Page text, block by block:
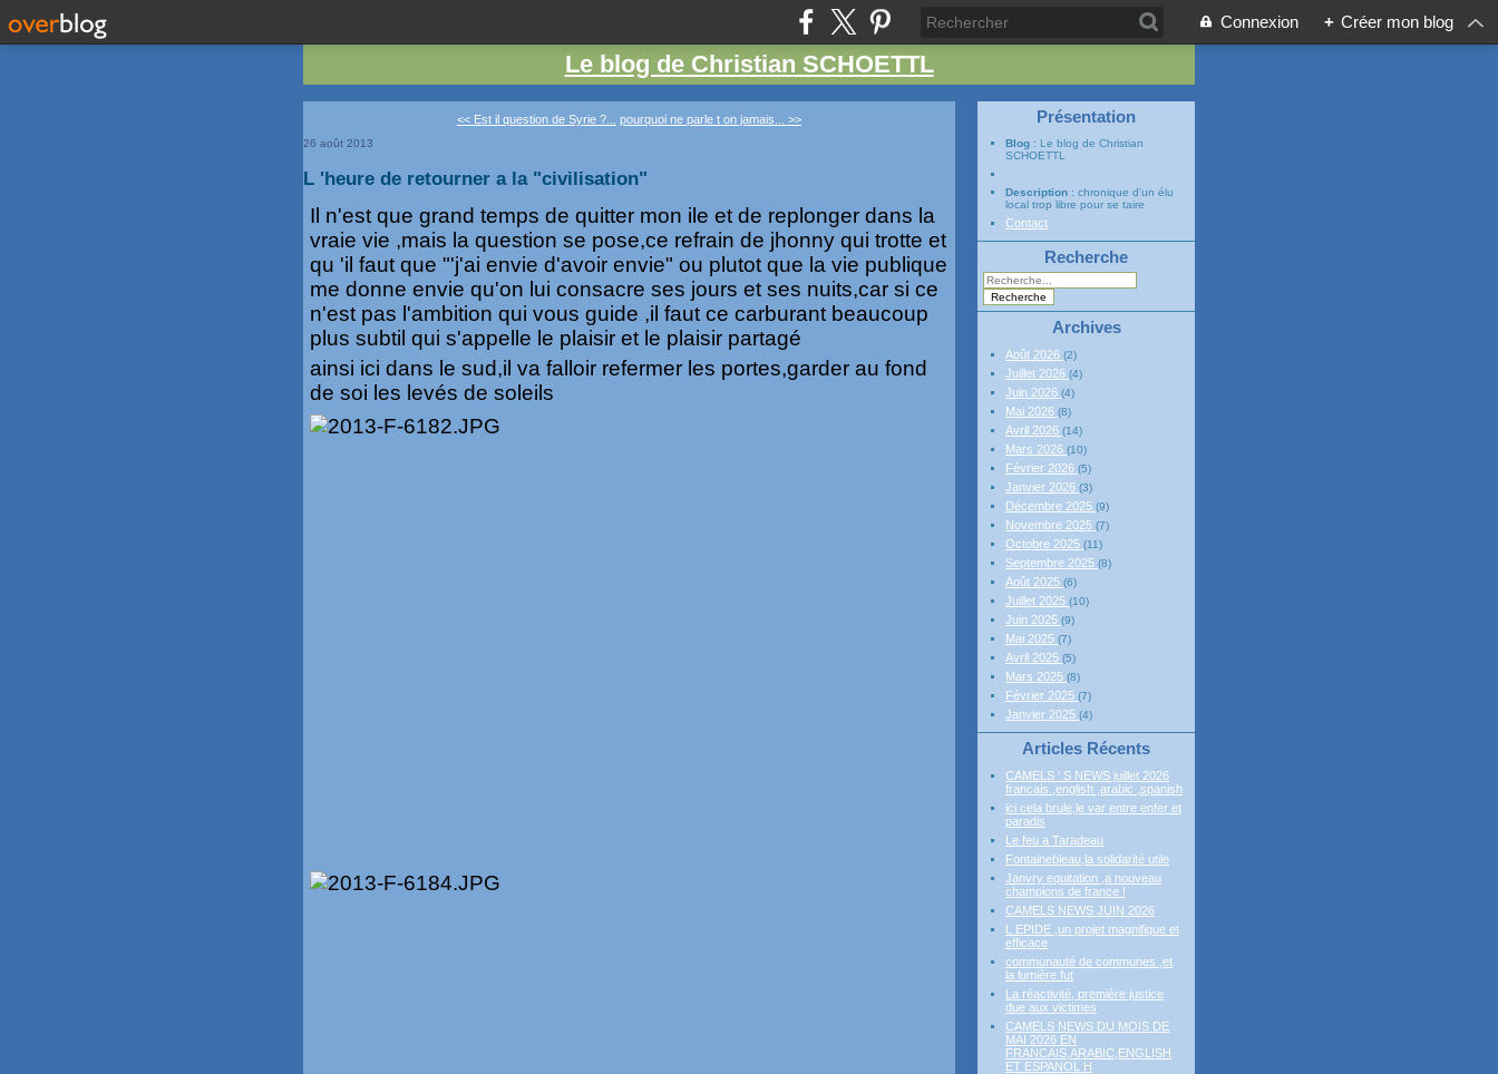
Connexion + Créer mon blog
Le blog de Christian SCHOETTL
<< Est il question de Syrie ?... pourquoi ne parle t on jamais... >>
26 août 2013
L 'heure de retourner a la "civilisation"
Il n'est que grand temps de quitter mon ile et de replonger dans la
vraie vie ,mais la question se pose,ce refrain de jhonny qui trotte et
qu 'il faut que "'j'ai envie d'avoir envie" ou plutot que la vie publique
me donne envie qu'on lui consacre ses jours et ses nuits,car si ce
n'est pas l'ambition qui vous guide ,il faut ce carburant beaucoup
plus subtil qui s'appelle le plaisir et le plaisir partagé
ainsi ici dans le sud,il va falloir refermer les portes,garder au fond
de soi les levés de soleils
Présentation
Blog : Le blog de Christian
SCHOETTL
Description : chronique d'un élu
local trop libre pour se taire
Contact
Recherche
Archives
Août 2026 (2)
Juillet 2026 (4)
Juin 2026 (4)
Mai 2026 (8)
Avril 2026 (14)
Mars 2026 (10)
Février 2026 (5)
Janvier 2026 (3)
Décembre 2025 (9)
Novembre 2025 (7)
Octobre 2025 (11)
Septembre 2025 (8)
Août 2025 (6)
Juillet 2025 (10)
Juin 2025 (9)
Mai 2025 (7)
Avril 2025 (5)
Mars 2025 (8)
Février 2025 (7)
Janvier 2025 (4)
Articles Récents
CAMELS ' S NEWS juillet 2026
francais ,english ,arabic ,spanish
ici cela brule,le var entre enfer et
paradis
Le feu a Taradeau
Fontainebleau,la solidarité utile
Janvry equitation ,a nouveau
champions de france !
CAMELS NEWS JUIN 2026
L EPIDE ,un projet magnifique et
efficace
communauté de communes ,et
la lumière fut
La réactivité, première justice
due aux victimes
CAMELS NEWS DU MOIS DE
MAI 2026 EN
FRANCAIS,ARABIC,ENGLISH
ET ESPANOL H